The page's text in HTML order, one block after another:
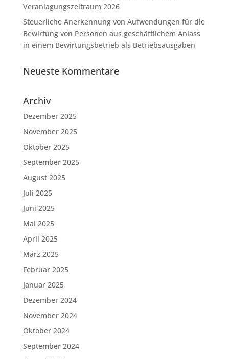
Veranlagungszeitraum 2026
Steuerliche Anerkennung von Aufwendungen für die
Bewirtung von Personen aus geschäftlichem Anlass
in einem Bewirtungsbetrieb als Betriebsausgaben
Neueste Kommentare
Archiv
Dezember 2025
November 2025
Oktober 2025
September 2025
August 2025
Juli 2025
Juni 2025
Mai 2025
April 2025
März 2025
Februar 2025
Januar 2025
Dezember 2024
November 2024
Oktober 2024
September 2024